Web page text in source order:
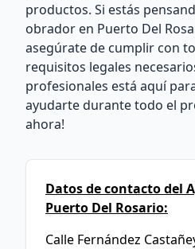
productos. Si estás
obrador en Puerto Del
asegúrate de cumplir con
requisitos legales
profesionales está aquí
ayudarte durante todo el
ahora!
Datos de contacto del
Puerto Del Rosario:
Calle Fernández